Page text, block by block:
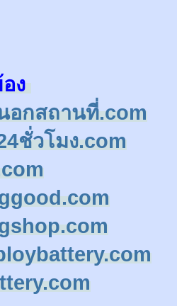
อง
อกสถานที่.com
ชั่วโมง.com